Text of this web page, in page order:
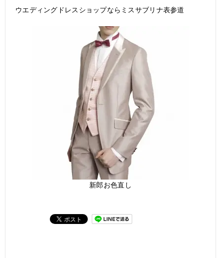
ウエディングドレスショップならミスサブリナ表参道
新郎お色直し